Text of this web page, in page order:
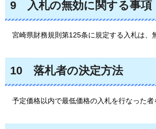
9 入札の無効に関する事項
宮崎県財務規則第125条に規定する入札は、
10 落札者の決定方法
予定価格以内で最低価格の入札を行なった者